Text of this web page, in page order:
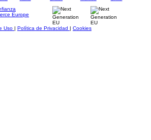
Uso | Política de Privacidad | Cookies